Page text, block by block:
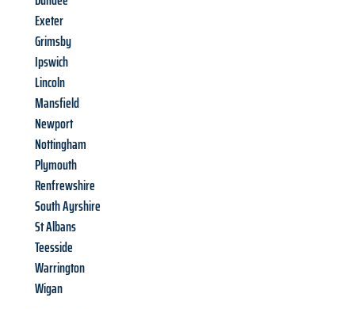
Exeter
Grimsby
Ipswich
Lincoln
Mansfield
Newport
Nottingham
Plymouth
Renfrewshire
South Ayrshire
St Albans
Teesside
Warrington
Wigan